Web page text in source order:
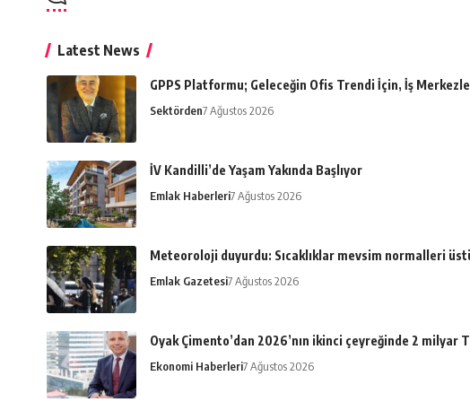
Latest News
GPPS Platformu; Geleceğin Ofis Trendi İçin, İş
Sektörden7 Ağustos 2026
İV Kandilli’de Yaşam Yakında Başlıyor
Emlak Haberleri7 Ağustos 2026
Meteoroloji duyurdu: Sıcaklıklar mevsim normalleri
Emlak Gazetesi7 Ağustos 2026
Oyak Çimento’dan 2026’nın ikinci çeyreğinde 2 milyar
Ekonomi Haberleri7 Ağustos 2026